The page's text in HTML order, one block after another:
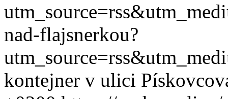
nad-flajsnerkou?
kontejner v ulici